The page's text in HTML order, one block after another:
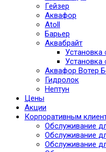
Гейзер
Аквафор
Atoll
Барьер
Аквабрайт
Установка
Установка
Аквафор Вотер
Гидролок
Нептун
Цены
Акции
Корпоративным
Обслуживание
Обслуживание
Обслуживание